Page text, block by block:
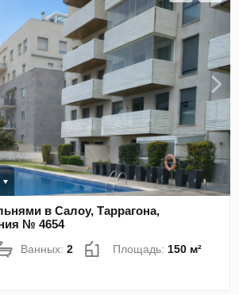
в Салоу, Таррагона,
№ 4654
Ванных:2 Площадь: 150 м²